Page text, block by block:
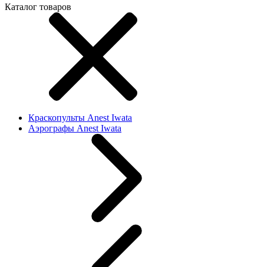
Каталог товаров
Краскопульты Anest Iwata
Аэрографы Anest Iwata